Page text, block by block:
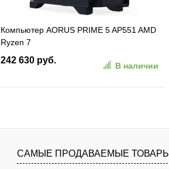
Компьютер AORUS PRIME 5 AP551 AMD
Ryzen 7
9800X3D/32Gb/SSD2Tb/RTX5070 Ti
16Gb/PSU 850W (Gold)/NoOS/Black
242 630 руб.
В наличии
В избранное К сравнению
САМЫЕ ПРОДАВАЕМЫЕ ТОВАРЫ